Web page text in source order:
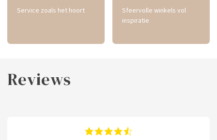
Service zoals het hoort
Sfeervolle winkels vol
inspiratie
Reviews